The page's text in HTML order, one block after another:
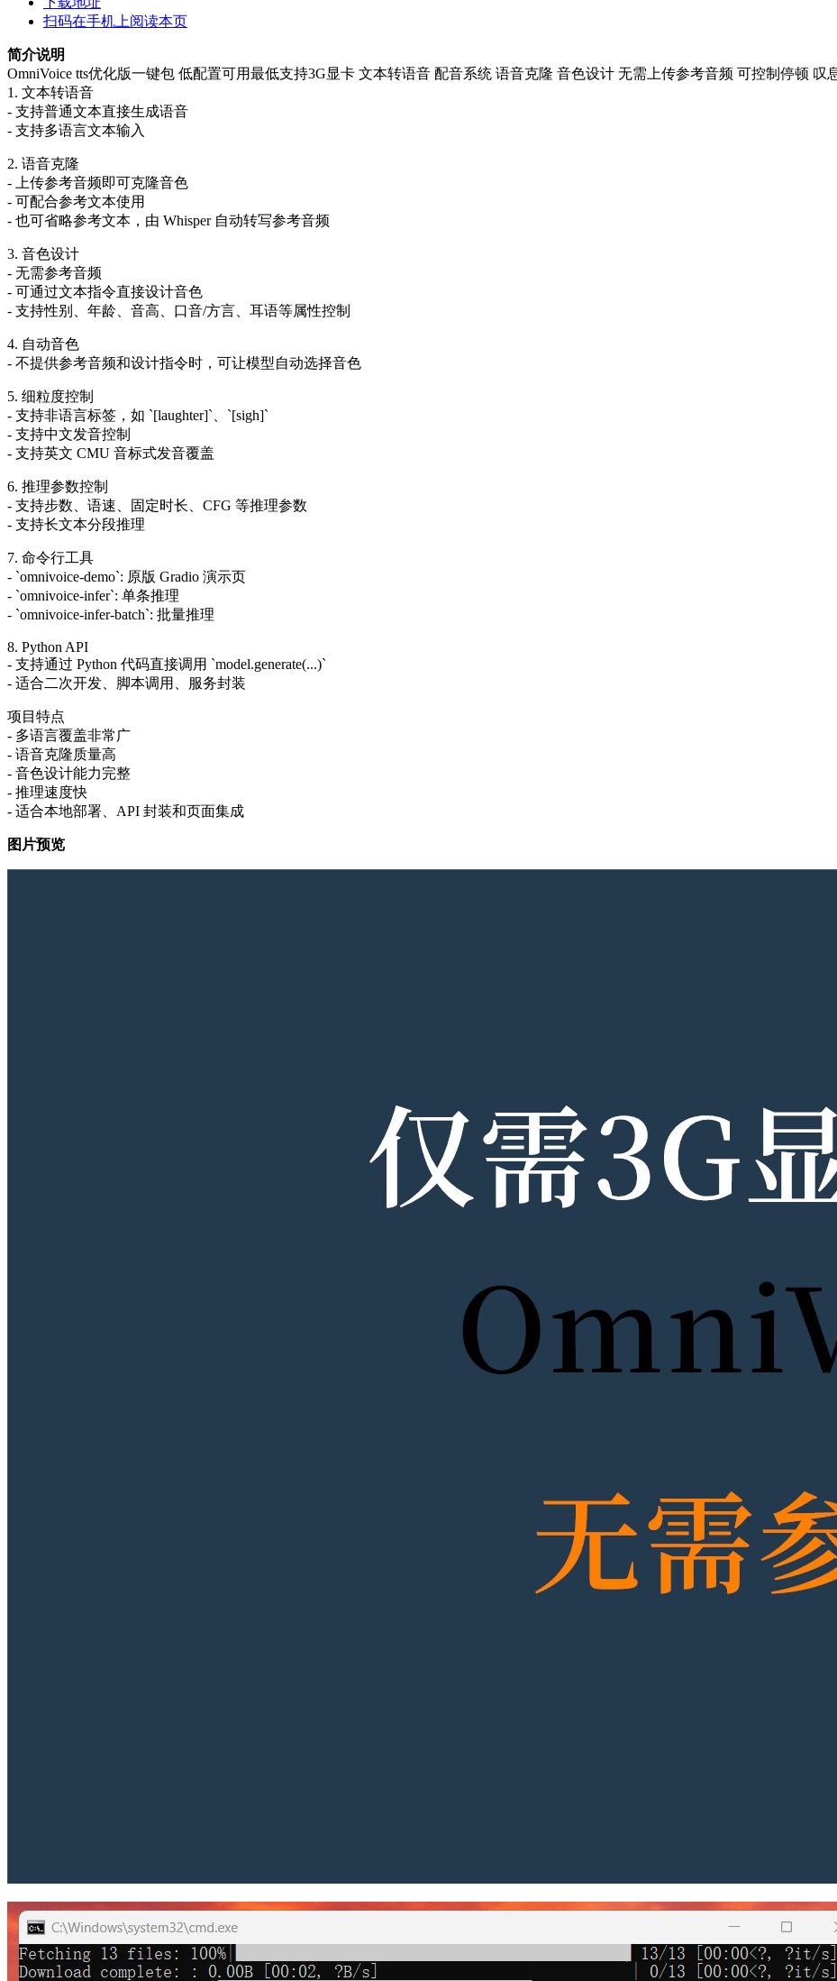
扫码在手机上阅读本页
简介说明
OmniVoice tts优化版一键包 低配置可用最低支持3G显卡 文本转语音 配音系统 语音克隆 音色设计 无需上传参考音频 可控制停顿 叹
1. 文本转语音
- 支持普通文本直接生成语音
- 支持多语言文本输入
2. 语音克隆
- 上传参考音频即可克隆音色
- 可配合参考文本使用
- 也可省略参考文本，由 Whisper 自动转写参考音频
3. 音色设计
- 无需参考音频
- 可通过文本指令直接设计音色
- 支持性别、年龄、音高、口音/方言、耳语等属性控制
4. 自动音色
- 不提供参考音频和设计指令时，可让模型自动选择音色
5. 细粒度控制
- 支持非语言标签，如 `[laughter]`、`[sigh]`
- 支持中文发音控制
- 支持英文 CMU 音标式发音覆盖
6. 推理参数控制
- 支持步数、语速、固定时长、CFG 等推理参数
- 支持长文本分段推理
7. 命令行工具
- `omnivoice-demo`: 原版 Gradio 演示页
- `omnivoice-infer`: 单条推理
- `omnivoice-infer-batch`: 批量推理
8. Python API
- 支持通过 Python 代码直接调用 `model.generate(...)`
- 适合二次开发、脚本调用、服务封装
项目特点
- 多语言覆盖非常广
- 语音克隆质量高
- 音色设计能力完整
- 推理速度快
- 适合本地部署、API 封装和页面集成
图片预览